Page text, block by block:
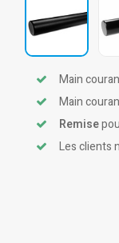
Main
Main
Remise
Les clients